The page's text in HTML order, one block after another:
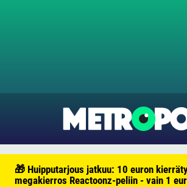
🎁 Huipputarjous jatkuu: 10 euron
megakierros Reactoonz-peliin - vain 1